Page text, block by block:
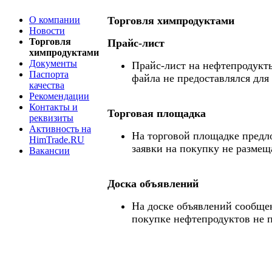
О компании
Новости
Торговля
химпродуктами
Документы
Паспорта
качества
Рекомендации
Контакты и
реквизиты
Активность на
HimTrade.RU
Вакансии
Торговля химпродуктами
Прайс-лист
Прайс-лист на
файла не предоставлялся
Торговая площадка
На торговой площадке
заявки на покупку не
Доска объявлений
На доске объявлений
покупке нефтепродуктов не